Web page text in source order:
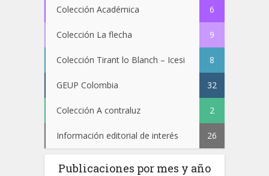
Colección Académica 6
Colección La flecha 9
Colección Tirant lo Blanch – Icesi 8
GEUP Colombia 32
Colección A contraluz 2
Información editorial de interés 26
Publicaciones por mes y año